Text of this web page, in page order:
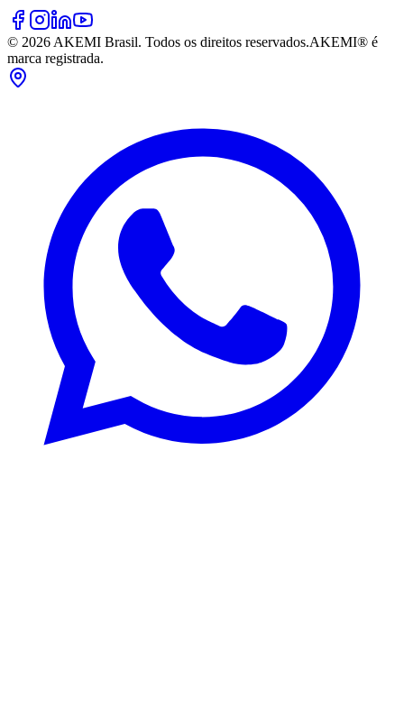
© 2026 AKEMI Brasil. Todos os direitos reservados.AKEMI® é
marca registrada.